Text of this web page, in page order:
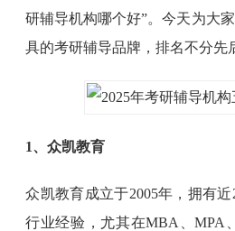
研辅导机构哪个好”。今天为大
具的考研辅导品牌，排名不分先
1、众凯教育
众凯教育成立于2005年，拥有
行业经验，尤其在MBA、MPA